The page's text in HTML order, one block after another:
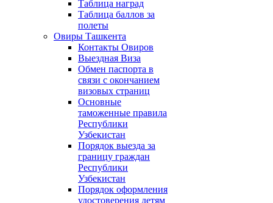
Таблица наград
Таблица баллов за
полеты
Овиры Ташкента
Контакты Овиров
Выездная Виза
Обмен паспорта в
связи с окончанием
визовых страниц
Основные
таможенные правила
Республики
Узбекистан
Порядок выезда за
границу граждан
Республики
Узбекистан
Порядок оформления
удостоверения детям